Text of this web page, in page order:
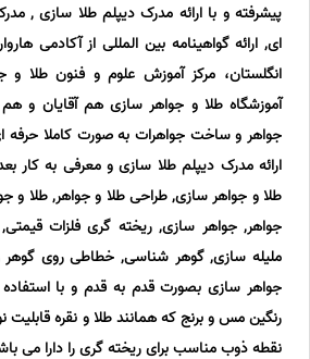
پیشرفته و با ارائه مدرک دیپلم طلا سازى ,
ای, ارائه گواهینامه بین المللی از آکادمی
انگلستان، مرکز آموزش علوم و فنون طلا
آموزشگاه طلا و جواهر سازى هم آقایان و
جواهر و ساخت جواهرات به صورت کاملا حرفه
ارائه مدرک دیپلم طلا سازى و معرفى به کار
طلا و جواهر سازی, طراحی طلا و جواهر, طلا و
جواهر, جواهر سازی, ریخته گری فلزات
ملیله سازی, گوهر شناسی, خطاطی روی گوهر
جواهر سازی بصورت قدم به قدم و با استفاده
رنگین مس و برنج که همانند طلا و نقره
نقطه ذوب مناسب برای ریخته گری را دارا می